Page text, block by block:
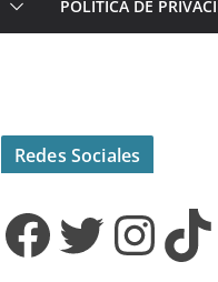
POLÍTICA DE
Redes Sociales
Facebook Twitter InstagramTikTok